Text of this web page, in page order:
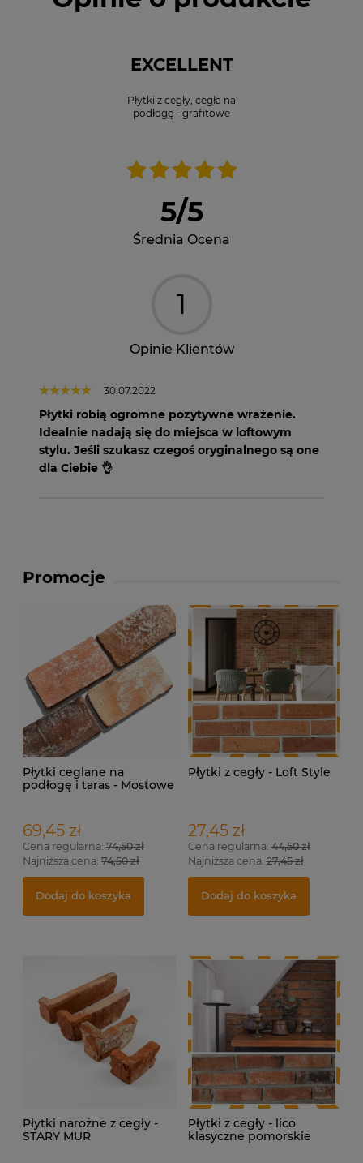
EXCELLENT
Płytki z cegły, cegła na
podłogę - grafitowe
5/5
Średnia Ocena
1
Opinie Klientów
30.07.2022
Płytki robią ogromne pozytywne wrażenie.
Idealnie nadają się do miejsca w loftowym
stylu. Jeśli szukasz czegoś oryginalnego są one
dla Ciebie 👌
Promocje
Płytki ceglane na
podłogę i taras - Mostowe
69,45 zł
Cena regularna: 74,50 zł
Najniższa cena: 74,50 zł
Dodaj do koszyka
Płytki z cegły - Loft Style
27,45 zł
Cena regularna:44,50 zł
Najniższa cena:27,45 zł
Dodaj do koszyka
Płytki narożne z cegły -
STARY MUR
Płytki z cegły - lico
klasyczne pomorskie